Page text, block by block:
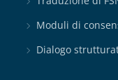
Moduli di
Dialogo